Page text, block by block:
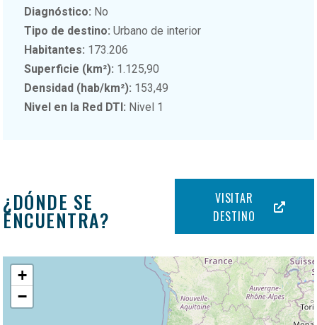
Diagnóstico: No
Tipo de destino: Urbano de interior
Habitantes: 173.206
Superficie (km²): 1.125,90
Densidad (hab/km²): 153,49
Nivel en la Red DTI: Nivel 1
¿DÓNDE SE
ENCUENTRA?
VISITAR
DESTINO
+
−